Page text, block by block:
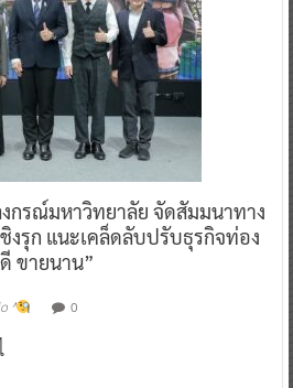
กรณ์มหาวิทยาลัย จัดสัมมนาทาง
งรุก แนะเคล็ดลับปรับธุรกิจท่อง
ขายนาน”
^ 0